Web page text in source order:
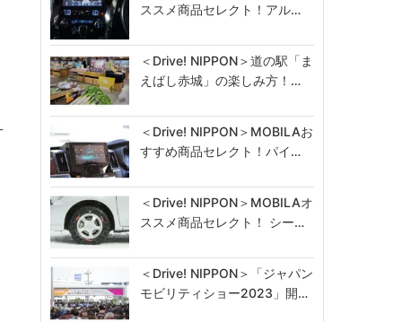
ススメ商品セレクト！アル…
＜Drive! NIPPON＞道の駅「ま
えばし赤城」の楽しみ方！…
＜Drive! NIPPON＞MOBILAお
すすめ商品セレクト！パイ…
＜Drive! NIPPON＞MOBILAオ
ススメ商品セレクト！ シー…
＜Drive! NIPPON＞「ジャパン
モビリティショー2023」開…